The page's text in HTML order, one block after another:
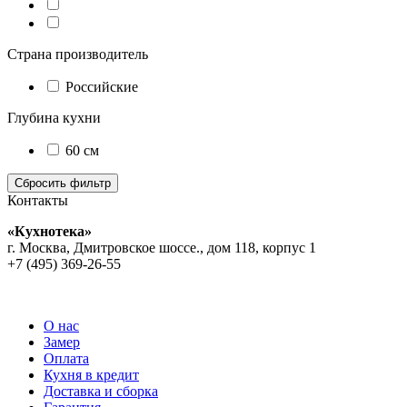
Страна производитель
Российские
Глубина кухни
60 см
Контакты
«Кухнотека»
г. Москва, Дмитровское шоссе., дом 118, корпус 1
+7 (495) 369-26-55
О нас
Замер
Оплата
Кухня в кредит
Доставка и сборка